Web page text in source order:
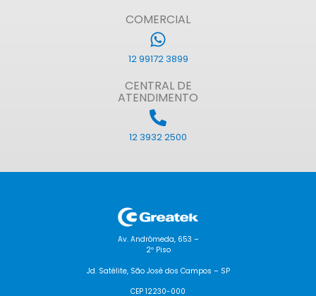
COMERCIAL
12 99172 3899
CENTRAL DE
ATENDIMENTO
12 3932 2500
Av. Andrômeda, 653 –
2º Piso
Jd. Satélite, São José dos Campos – SP
CEP 12230-000